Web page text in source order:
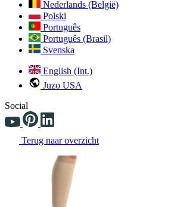
Nederlands (België)
Polski
Português
Português (Brasil)
Svenska
English (Int.)
Juzo USA
Social
Terug naar overzicht